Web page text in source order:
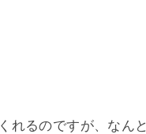
るのですが、なん